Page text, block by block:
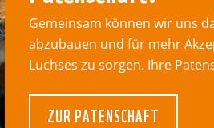
Gemeinsam können wir uns
abzubauen und für mehr
Luchses zu sorgen. Ihre
ZUR PATENSCHAFT